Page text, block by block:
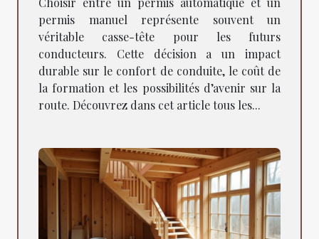
permis manuel représente souvent un
véritable casse-tête pour les futurs
conducteurs. Cette décision a un impact
durable sur le confort de conduite, le coût de
la formation et les possibilités d’avenir sur la
route. Découvrez dans cet article tous les...